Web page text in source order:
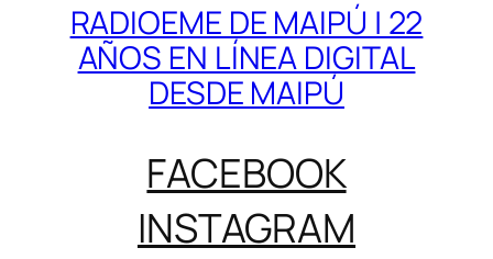
RADIOEME DE MAIPÚ | 22
AÑOS EN LÍNEA DIGITAL
DESDE MAIPÚ
FACEBOOK
INSTAGRAM